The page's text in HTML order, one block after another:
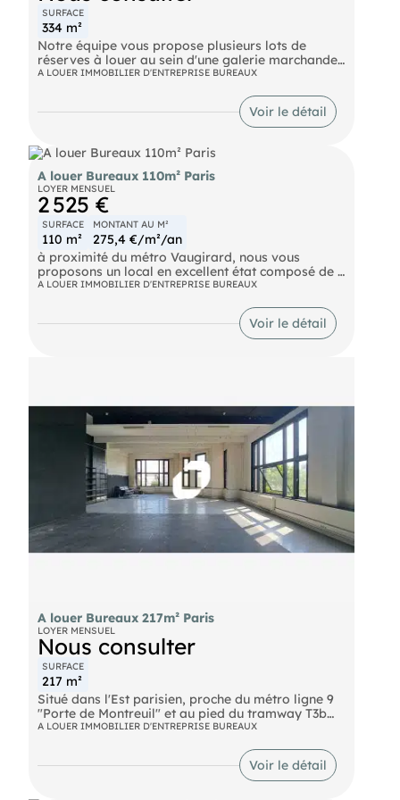
SURFACE
334 m²
Notre équipe vous propose plusieurs lots de
réserves à louer au sein d'une galerie marchande
située à proximité de l'Avenue des Champs
aux véhicules et d'un monte-charge menant
directement à la galerie.
Bus GEORGE V (73, BALABUS), LA BOETIE -
CHAMPS-ELYSEES (32), BALZAC (22, 52) Métro
George V (1), Franklin-Roosevelt (9) RER Charles
de Gaulle-Etoile (A, E)
A LOUER IMMOBILIER D'ENTREPRISE BUREAUX
Voir le détail
A louer Bureaux 110m² Paris
LOYER MENSUEL
2 525 €
SURFACE
110 m²
MONTANT AU M²
275,4 €/m²/an
à proximité du métro Vaugirard, nous vous
proposons un local en excellent état composé de 4
bureaux et 1 salle de réunion. Ce lot de 110 m² est
m² en sous sol, pondérée à 50%. Parkings : 1
emplacement double inclus dans le loyer. Accès
A LOUER IMMOBILIER D'ENTREPRISE BUREAUX
Voir le détail
A louer Bureaux 217m² Paris
LOYER MENSUEL
Nous consulter
SURFACE
217 m²
Situé dans l'Est parisien, proche du métro ligne 9
"Porte de Montreuil" et au pied du tramway T3b
reliant la Porte Dauphine à la Porte de Vincennes,
une grande hauteur de plafond et une belle
luminosité. La surface est proposée libre
d'aménagement, il y a une possibilité de
A LOUER IMMOBILIER D'ENTREPRISE BUREAUX
Voir le détail